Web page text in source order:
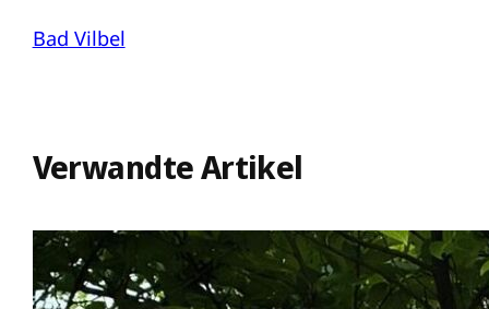
Bad Vilbel
Verwandte Artikel